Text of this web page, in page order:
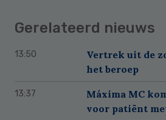
Gerelateerd nieuws
13:50
Vertrek uit de
het beroep
13:37
Máxima MC
voor patiënt